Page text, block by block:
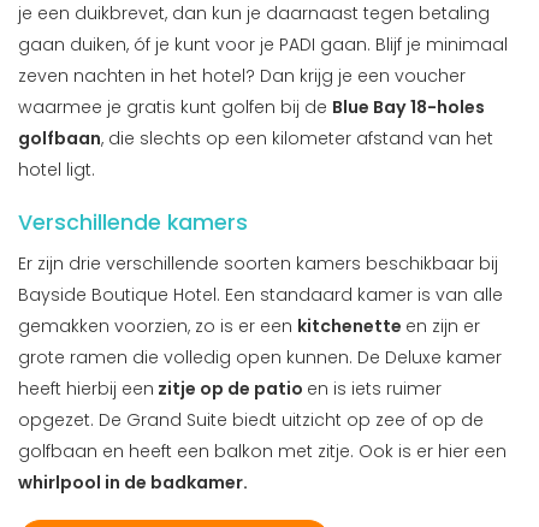
je een duikbrevet, dan kun je daarnaast tegen betaling
gaan duiken, óf je kunt voor je PADI gaan. Blijf je minimaal
zeven nachten in het hotel? Dan krijg je een voucher
waarmee je gratis kunt golfen bij de Blue Bay 18-holes
golfbaan, die slechts op een kilometer afstand van het
hotel ligt.
Verschillende kamers
Er zijn drie verschillende soorten kamers beschikbaar bij
Bayside Boutique Hotel. Een standaard kamer is van alle
gemakken voorzien, zo is er een kitchenette en zijn er
grote ramen die volledig open kunnen. De Deluxe kamer
heeft hierbij een zitje op de patio en is iets ruimer
opgezet. De Grand Suite biedt uitzicht op zee of op de
golfbaan en heeft een balkon met zitje. Ook is er hier een
whirlpool in de badkamer.